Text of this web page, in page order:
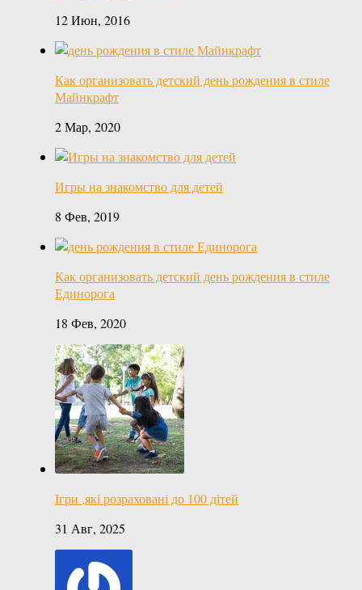
12 Июн, 2016
Как организовать детский день рождения в стиле
Майнкрафт
2 Мар, 2020
Игры на знакомство для детей
8 Фев, 2019
Как организовать детский день рождения в стиле
Единорога
18 Фев, 2020
Ігри ,які розраховані до 100 дітей
31 Авг, 2025